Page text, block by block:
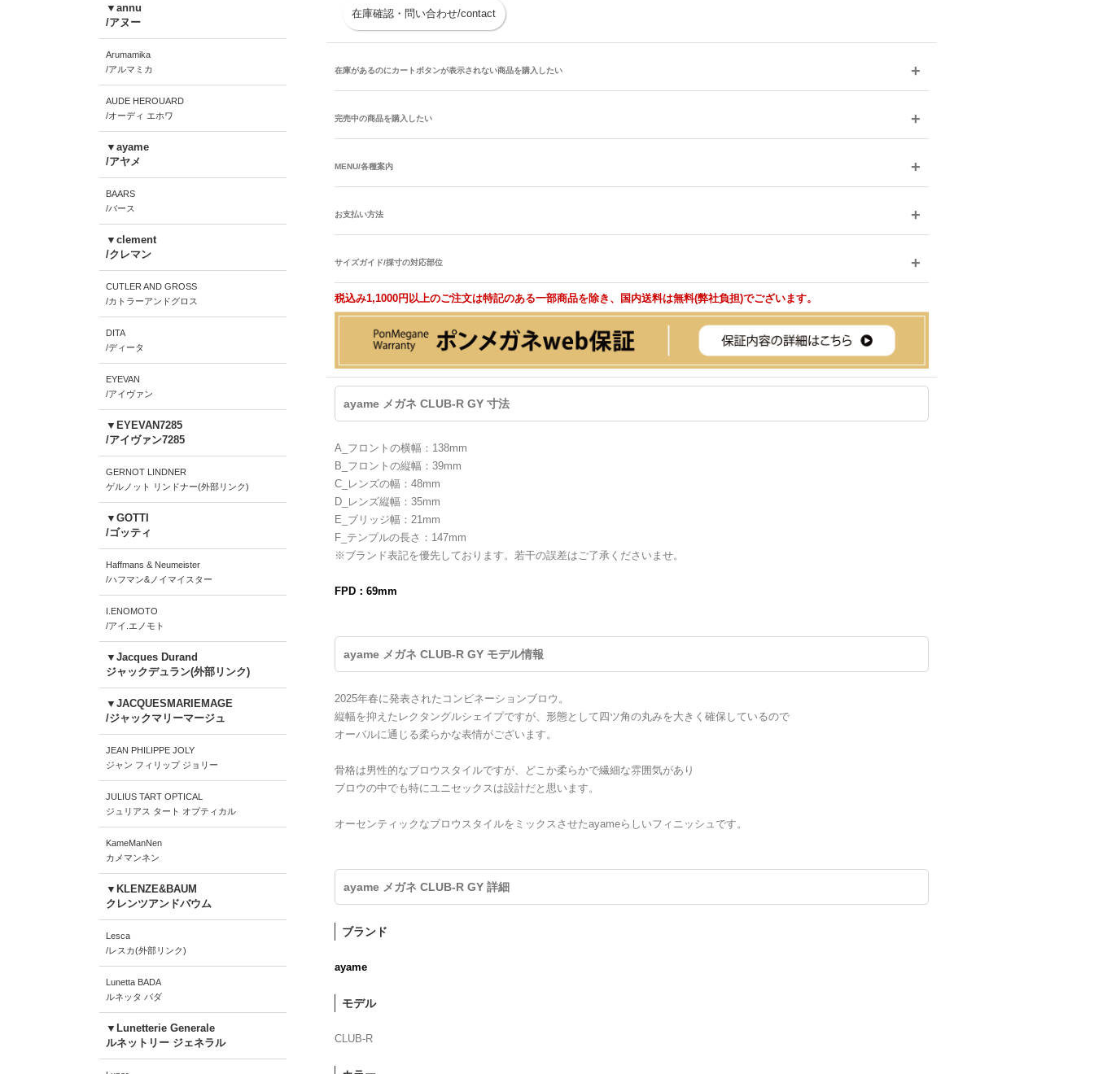
在庫確認・問い合わせ/contact
在庫があるのにカートボタンが表示されない商品を購入したい
完売中の商品を購入したい
MENU/各種案内
お支払い方法
サイズガイド/採寸の対応部位
税込み1,1000円以上のご注文は特記のある一部商品を除き、国内送料は無料(弊社負担)でございます。
ayame メガネ CLUB-R GY 寸法
A_フロントの横幅：138mm
B_フロントの縦幅：39mm
C_レンズの幅：48mm
D_レンズ縦幅：35mm
E_ブリッジ幅：21mm
F_テンプルの長さ：147mm
※ブランド表記を優先しております。若干の誤差はご了承くださいませ。
FPD：69mm
ayame メガネ CLUB-R GY モデル情報
2025年春に発表されたコンビネーションブロウ。
縦幅を抑えたレクタングルシェイプですが、形態として四ツ角の丸みを大きく確保しているので
オーバルに通じる柔らかな表情がございます。
骨格は男性的なブロウスタイルですが、どこか柔らかで繊細な雰囲気があり
ブロウの中でも特にユニセックスは設計だと思います。
オーセンティックなブロウスタイルをミックスさせたayameらしいフィニッシュです。
ayame メガネ CLUB-R GY 詳細
ブランド
ayame
モデル
CLUB-R
▼annu
/アヌー
Arumamika
/アルマミカ
AUDE HEROUARD
/オーディ エホワ
▼ayame
/アヤメ
BAARS
/バース
▼clement
/クレマン
CUTLER AND GROSS
/カトラーアンドグロス
DITA
/ディータ
EYEVAN
/アイヴァン
▼EYEVAN7285
/アイヴァン7285
GERNOT LINDNER
ゲルノット リンドナー(外部リンク)
▼GOTTI
/ゴッティ
Haffmans & Neumeister
/ハフマン&ノイマイスター
I.ENOMOTO
/アイ.エノモト
▼Jacques Durand
ジャックデュラン(外部リンク)
▼JACQUESMARIEMAGE
/ジャックマリーマージュ
JEAN PHILIPPE JOLY
ジャン フィリップ ジョリー
JULIUS TART OPTICAL
ジュリアス タート オプティカル
KameManNen
カメマンネン
▼KLENZE&BAUM
クレンツアンドバウム
Lesca
/レスカ(外部リンク)
Lunetta BADA
ルネッタ バダ
▼Lunetterie Generale
ルネットリー ジェネラル